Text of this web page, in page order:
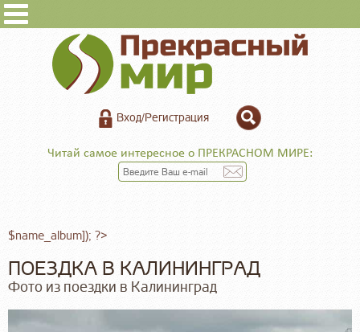
Вход/Регистрация
Читай самое интересное о ПРЕКРАСНОМ МИРЕ:
$name_album]); ?>
ПОЕЗДКА В КАЛИНИНГРАД
Фото из поездки в Калининград